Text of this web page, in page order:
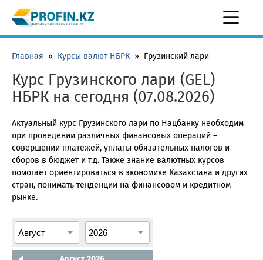
Главная » Курсы валют НБРК » Грузинский лари
Курс Грузинского лари (GEL)
НБРК на сегодня (07.08.2026)
Актуальный курс Грузинского лари по Нацбанку необходим
при проведении различных финансовых операций –
совершении платежей, уплаты обязательных налогов и
сборов в бюджет и т.д. Также знание валютных курсов
помогает ориентироваться в экономике Казахстана и других
стран, понимать тенденции на финансовом и кредитном
рынке.